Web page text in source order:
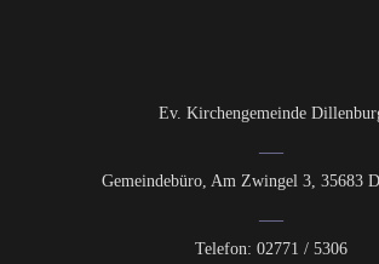
Ev. Kirchengemeinde
Gemeindebüro, Am Zwingel 3, 35683
Telefon: 02771 / 5306